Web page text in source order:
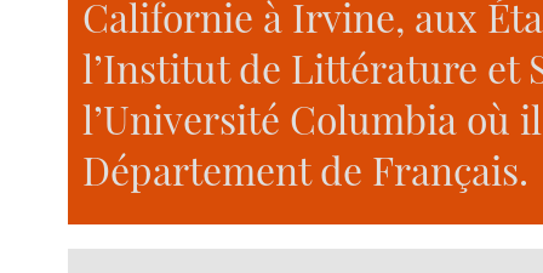
Californie à Irvine, aux
l’Institut de Littérature et
l’Université Columbia où
Département de Français.